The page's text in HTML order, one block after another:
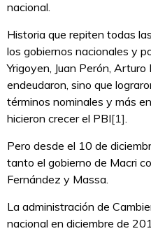
nacional.
Historia que repiten todas
los gobiernos nacionales y
Yrigoyen, Juan Perón,
endeudaron, sino que
términos nominales y más
hicieron crecer el PBI[1]
Pero desde el 10 de
tanto el gobierno de Macri
Fernández y Massa.
La administración de
nacional en diciembre de